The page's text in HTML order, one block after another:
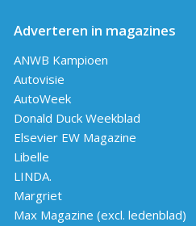
Adverteren in magazines
ANWB Kampioen
Autovisie
AutoWeek
Donald Duck Weekblad
Elsevier EW Magazine
Libelle
LINDA.
Margriet
Max Magazine (excl. ledenblad)